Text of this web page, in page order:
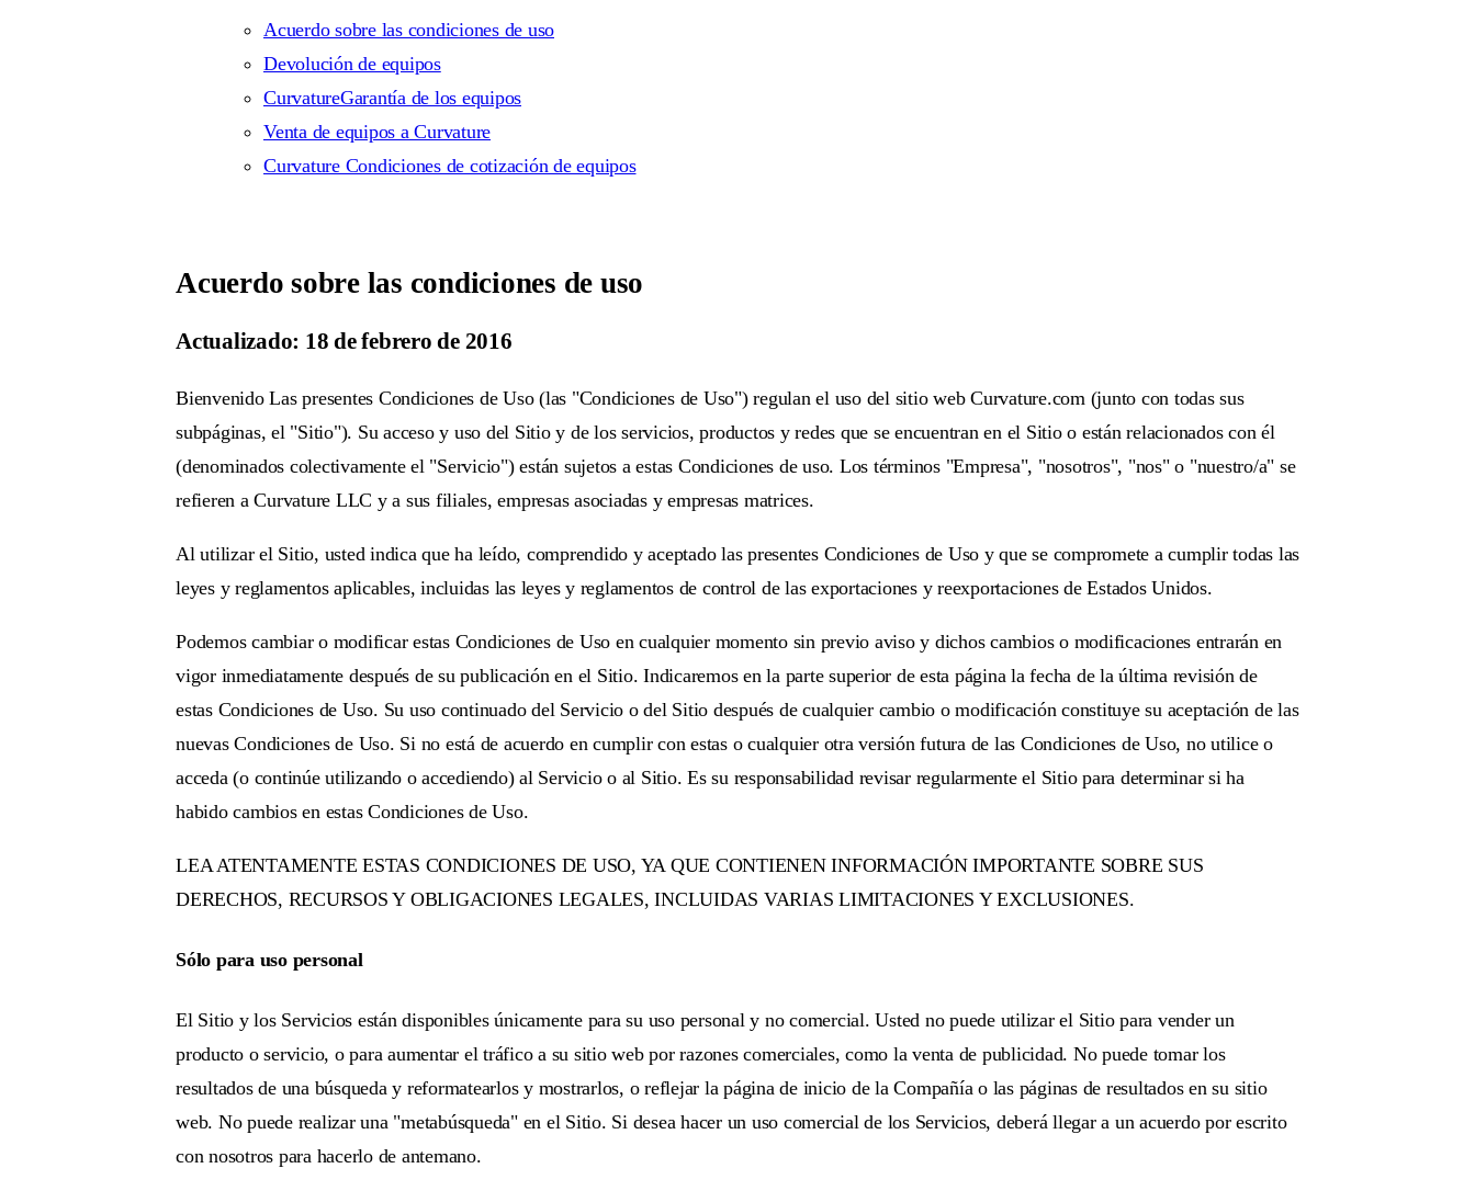
Acuerdo sobre las condiciones de uso
Devolución de equipos
CurvatureGarantía de los equipos
Venta de equipos a Curvature
Curvature Condiciones de cotización de equipos
Acuerdo sobre las condiciones de uso
Actualizado: 18 de febrero de 2016
Bienvenido Las presentes Condiciones de Uso (las "Condiciones de Uso") regulan el uso del sitio web Curvature.com (junto con todas sus
subpáginas, el "Sitio"). Su acceso y uso del Sitio y de los servicios, productos y redes que se encuentran en el Sitio o están relacionados con él
(denominados colectivamente el "Servicio") están sujetos a estas Condiciones de uso. Los términos "Empresa", "nosotros", "nos" o "nuestro/a" se
refieren a Curvature LLC y a sus filiales, empresas asociadas y empresas matrices.
Al utilizar el Sitio, usted indica que ha leído, comprendido y aceptado las presentes Condiciones de Uso y que se compromete a cumplir todas las
leyes y reglamentos aplicables, incluidas las leyes y reglamentos de control de las exportaciones y reexportaciones de Estados Unidos.
Podemos cambiar o modificar estas Condiciones de Uso en cualquier momento sin previo aviso y dichos cambios o modificaciones entrarán en
vigor inmediatamente después de su publicación en el Sitio. Indicaremos en la parte superior de esta página la fecha de la última revisión de
estas Condiciones de Uso. Su uso continuado del Servicio o del Sitio después de cualquier cambio o modificación constituye su aceptación de las
nuevas Condiciones de Uso. Si no está de acuerdo en cumplir con estas o cualquier otra versión futura de las Condiciones de Uso, no utilice o
acceda (o continúe utilizando o accediendo) al Servicio o al Sitio. Es su responsabilidad revisar regularmente el Sitio para determinar si ha
habido cambios en estas Condiciones de Uso.
LEA ATENTAMENTE ESTAS CONDICIONES DE USO, YA QUE CONTIENEN INFORMACIÓN IMPORTANTE SOBRE SUS
DERECHOS, RECURSOS Y OBLIGACIONES LEGALES, INCLUIDAS VARIAS LIMITACIONES Y EXCLUSIONES.
Sólo para uso personal
El Sitio y los Servicios están disponibles únicamente para su uso personal y no comercial. Usted no puede utilizar el Sitio para vender un
producto o servicio, o para aumentar el tráfico a su sitio web por razones comerciales, como la venta de publicidad. No puede tomar los
resultados de una búsqueda y reformatearlos y mostrarlos, o reflejar la página de inicio de la Compañía o las páginas de resultados en su sitio
web. No puede realizar una "metabúsqueda" en el Sitio. Si desea hacer un uso comercial de los Servicios, deberá llegar a un acuerdo por escrito
con nosotros para hacerlo de antemano.